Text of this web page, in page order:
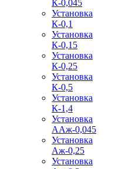
К-0,045
Установка
К-0,1
Установка
К-0,15
Установка
К-0,25
Установка
К-0,5
Установка
К-1,4
Установка
ААж-0,045
Установка
Аж-0,25
Установка